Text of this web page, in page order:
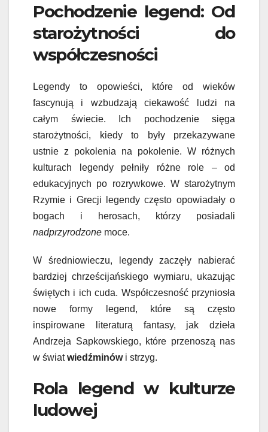
Pochodzenie legend: Od
starożytności do
współczesności
Legendy to opowieści, które od wieków
fascynują i wzbudzają ciekawość ludzi na
całym świecie. Ich pochodzenie sięga
starożytności, kiedy to były przekazywane
ustnie z pokolenia na pokolenie. W różnych
kulturach legendy pełniły różne role – od
edukacyjnych po rozrywkowe. W starożytnym
Rzymie i Grecji legendy często opowiadały o
bogach i herosach, którzy posiadali
nadprzyrodzone moce.
W średniowieczu, legendy zaczęły nabierać
bardziej chrześcijańskiego wymiaru, ukazując
świętych i ich cuda. Współczesność przyniosła
nowe formy legend, które są często
inspirowane literaturą fantasy, jak dzieła
Andrzeja Sapkowskiego, które przenoszą nas
w światwiedźminówi strzyg.
Rola legend w kulturze
ludowej